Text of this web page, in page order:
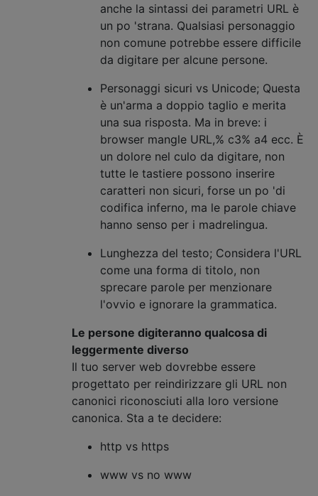
anche la sintassi dei parametri URL è
un po 'strana. Qualsiasi personaggio
non comune potrebbe essere difficile
da digitare per alcune persone.
Personaggi sicuri vs Unicode; Questa
è un'arma a doppio taglio e merita
una sua risposta. Ma in breve: i
browser mangle URL,% c3% a4 ecc. È
un dolore nel culo da digitare, non
tutte le tastiere possono inserire
caratteri non sicuri, forse un po 'di
codifica inferno, ma le parole chiave
hanno senso per i madrelingua.
Lunghezza del testo; Considera l'URL
come una forma di titolo, non
sprecare parole per menzionare
l'ovvio e ignorare la grammatica.
Le persone digiteranno qualcosa di
leggermente diverso
Il tuo server web dovrebbe essere
progettato per reindirizzare gli URL non
canonici riconosciuti alla loro versione
canonica. Sta a te decidere:
http vs https
www vs no www